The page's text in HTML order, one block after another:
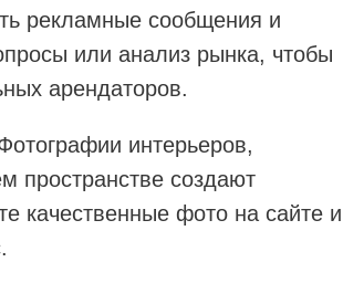
рекламные сообщения и
или анализ рынка, чтобы
арендаторов.
интерьеров,
пространстве создают
качественные фото на сайте и